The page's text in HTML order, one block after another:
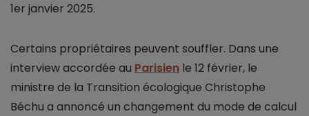
1er janvier 2025.
Certains propriétaires peuvent souffler. Dans une
interview accordée au Parisien le 12 février, le
ministre de la Transition écologique Christophe
Béchu a annoncé un changement du mode de calcul